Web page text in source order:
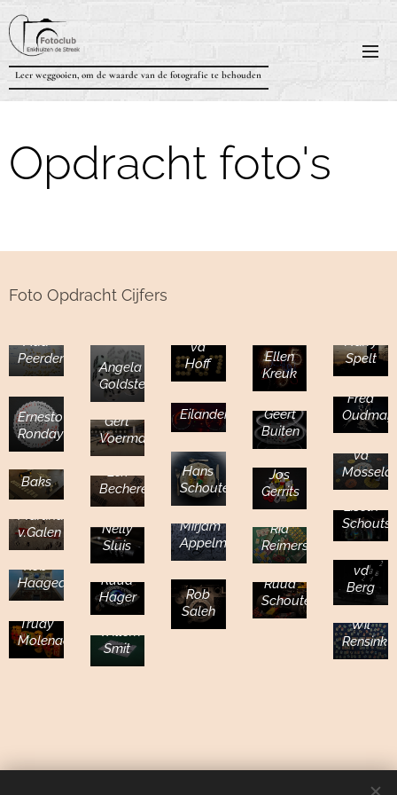
Leer weggooien, om de waarde van de fotografie te behouden
Opdracht foto's
Foto Opdracht Cijfers
Aad
Peerdeman
Angela
Goldstein
vd
Hoff
Ellen
Kreuk
Harry
Spelt
Ernesto
Ronday
Fred
Eilander
Geert
Buiten
Gert
Voerman
Hans
Schouten
Hans
vd
Jos
Gerrits
Baks
Lex
Becherer
Martina
v.Galen
Mirjam
Appelman
Nelly
Sluis
Ria
Reimers
vd
Berg
Rob
Haagedoorn
Rob
Saleh
Ruud
Hager
Ruud
Schouten
Trudy
Molenaar
Wil
Rensink
Smit